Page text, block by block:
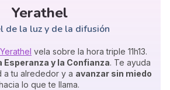
Yerathel
de la luz y de la difusión
vela sobre la hora triple 11h13.
Esperanza y la Confianza. Te ayuda
a tu alrededor y a avanzar sin miedo
lo que te llama.